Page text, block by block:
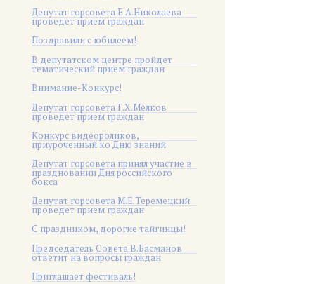
Депутат горсовета Е.А.Николаева
проведет прием граждан
Поздравили с юбилеем!
В депутатском центре пройдет
тематический прием граждан
Внимание-Конкурс!
Депутат горсовета Г.Х.Мелков
проведет прием граждан
Конкурс видеороликов,
приуроченный ко Дню знаний
Депутат горсовета принял участие в
праздновании Дня российского
бокса
Депутат горсовета М.Е.Теремецкий
проведет прием граждан
С праздником, дорогие тайгинцы!
Председатель Совета В.Басманов
ответит на вопросы граждан
Приглашает фестиваль!